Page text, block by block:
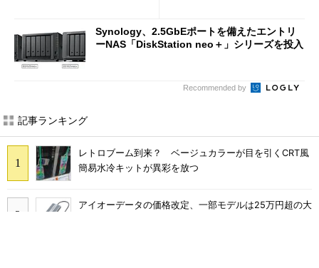
Synology、2.5GbEポートを備えたエントリ
ーNAS「DiskStation neo＋」シリーズを投入
Recommended by
記事ランキング
レトロブーム到来？ ベージュカラーが目を引くCRT風
簡易水冷キットが異彩を放つ
アイオーデータの価格改定、一部モデルは25万円超の大